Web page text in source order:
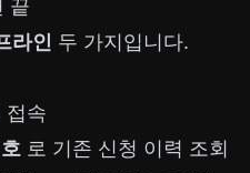
끝
라인 두 가지입니다.
접속
로 기존 신청 이력 조회